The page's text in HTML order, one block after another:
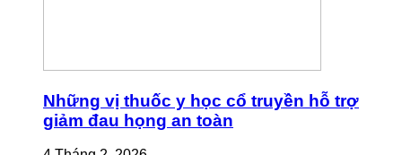
Những vị thuốc y học cổ truyền hỗ trợ
giảm đau họng an toàn